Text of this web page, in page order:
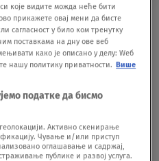
muž Nicki Minaž tužila
zastrašivanja
nedelje nakon porođaja
које видите можда неће бити
прикажете овај мени да бисте
сагласност у било ком тренутку
поставкама на дну ове веб
како је описано у делу: Wеб
нашу политику приватности. Више
податке да бисмо
Активно скенирање
Чување и/или приступ
оглашавање и садржај,
публике и развој услуга.